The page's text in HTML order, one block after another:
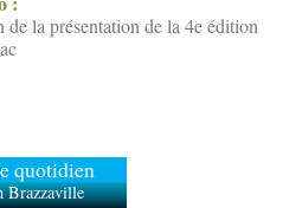
la présentation de la 4e édition
quotidien
Brazzaville